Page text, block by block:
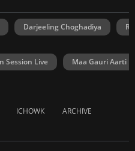
Darjeeling Choghadiya
Session Live Maa Gauri Aarti
ICHOWK ARCHIVE